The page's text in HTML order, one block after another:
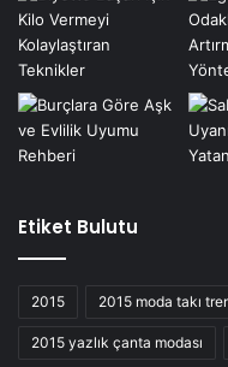
Etiket Bulutu
2015 2015 moda takı
2015 yazlık çanta modası